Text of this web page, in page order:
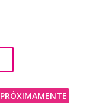
PRÓXIMAMENTE